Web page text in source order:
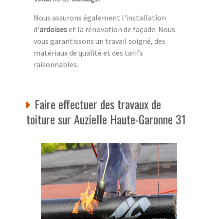
Nous assurons également l'installation
d'ardoiseset la rénovation de façade. Nous
vous garantissons un travail soigné, des
matériaux de qualité et des tarifs
raisonnables.
Faire effectuer des travaux de
toiture sur Auzielle Haute-Garonne 31